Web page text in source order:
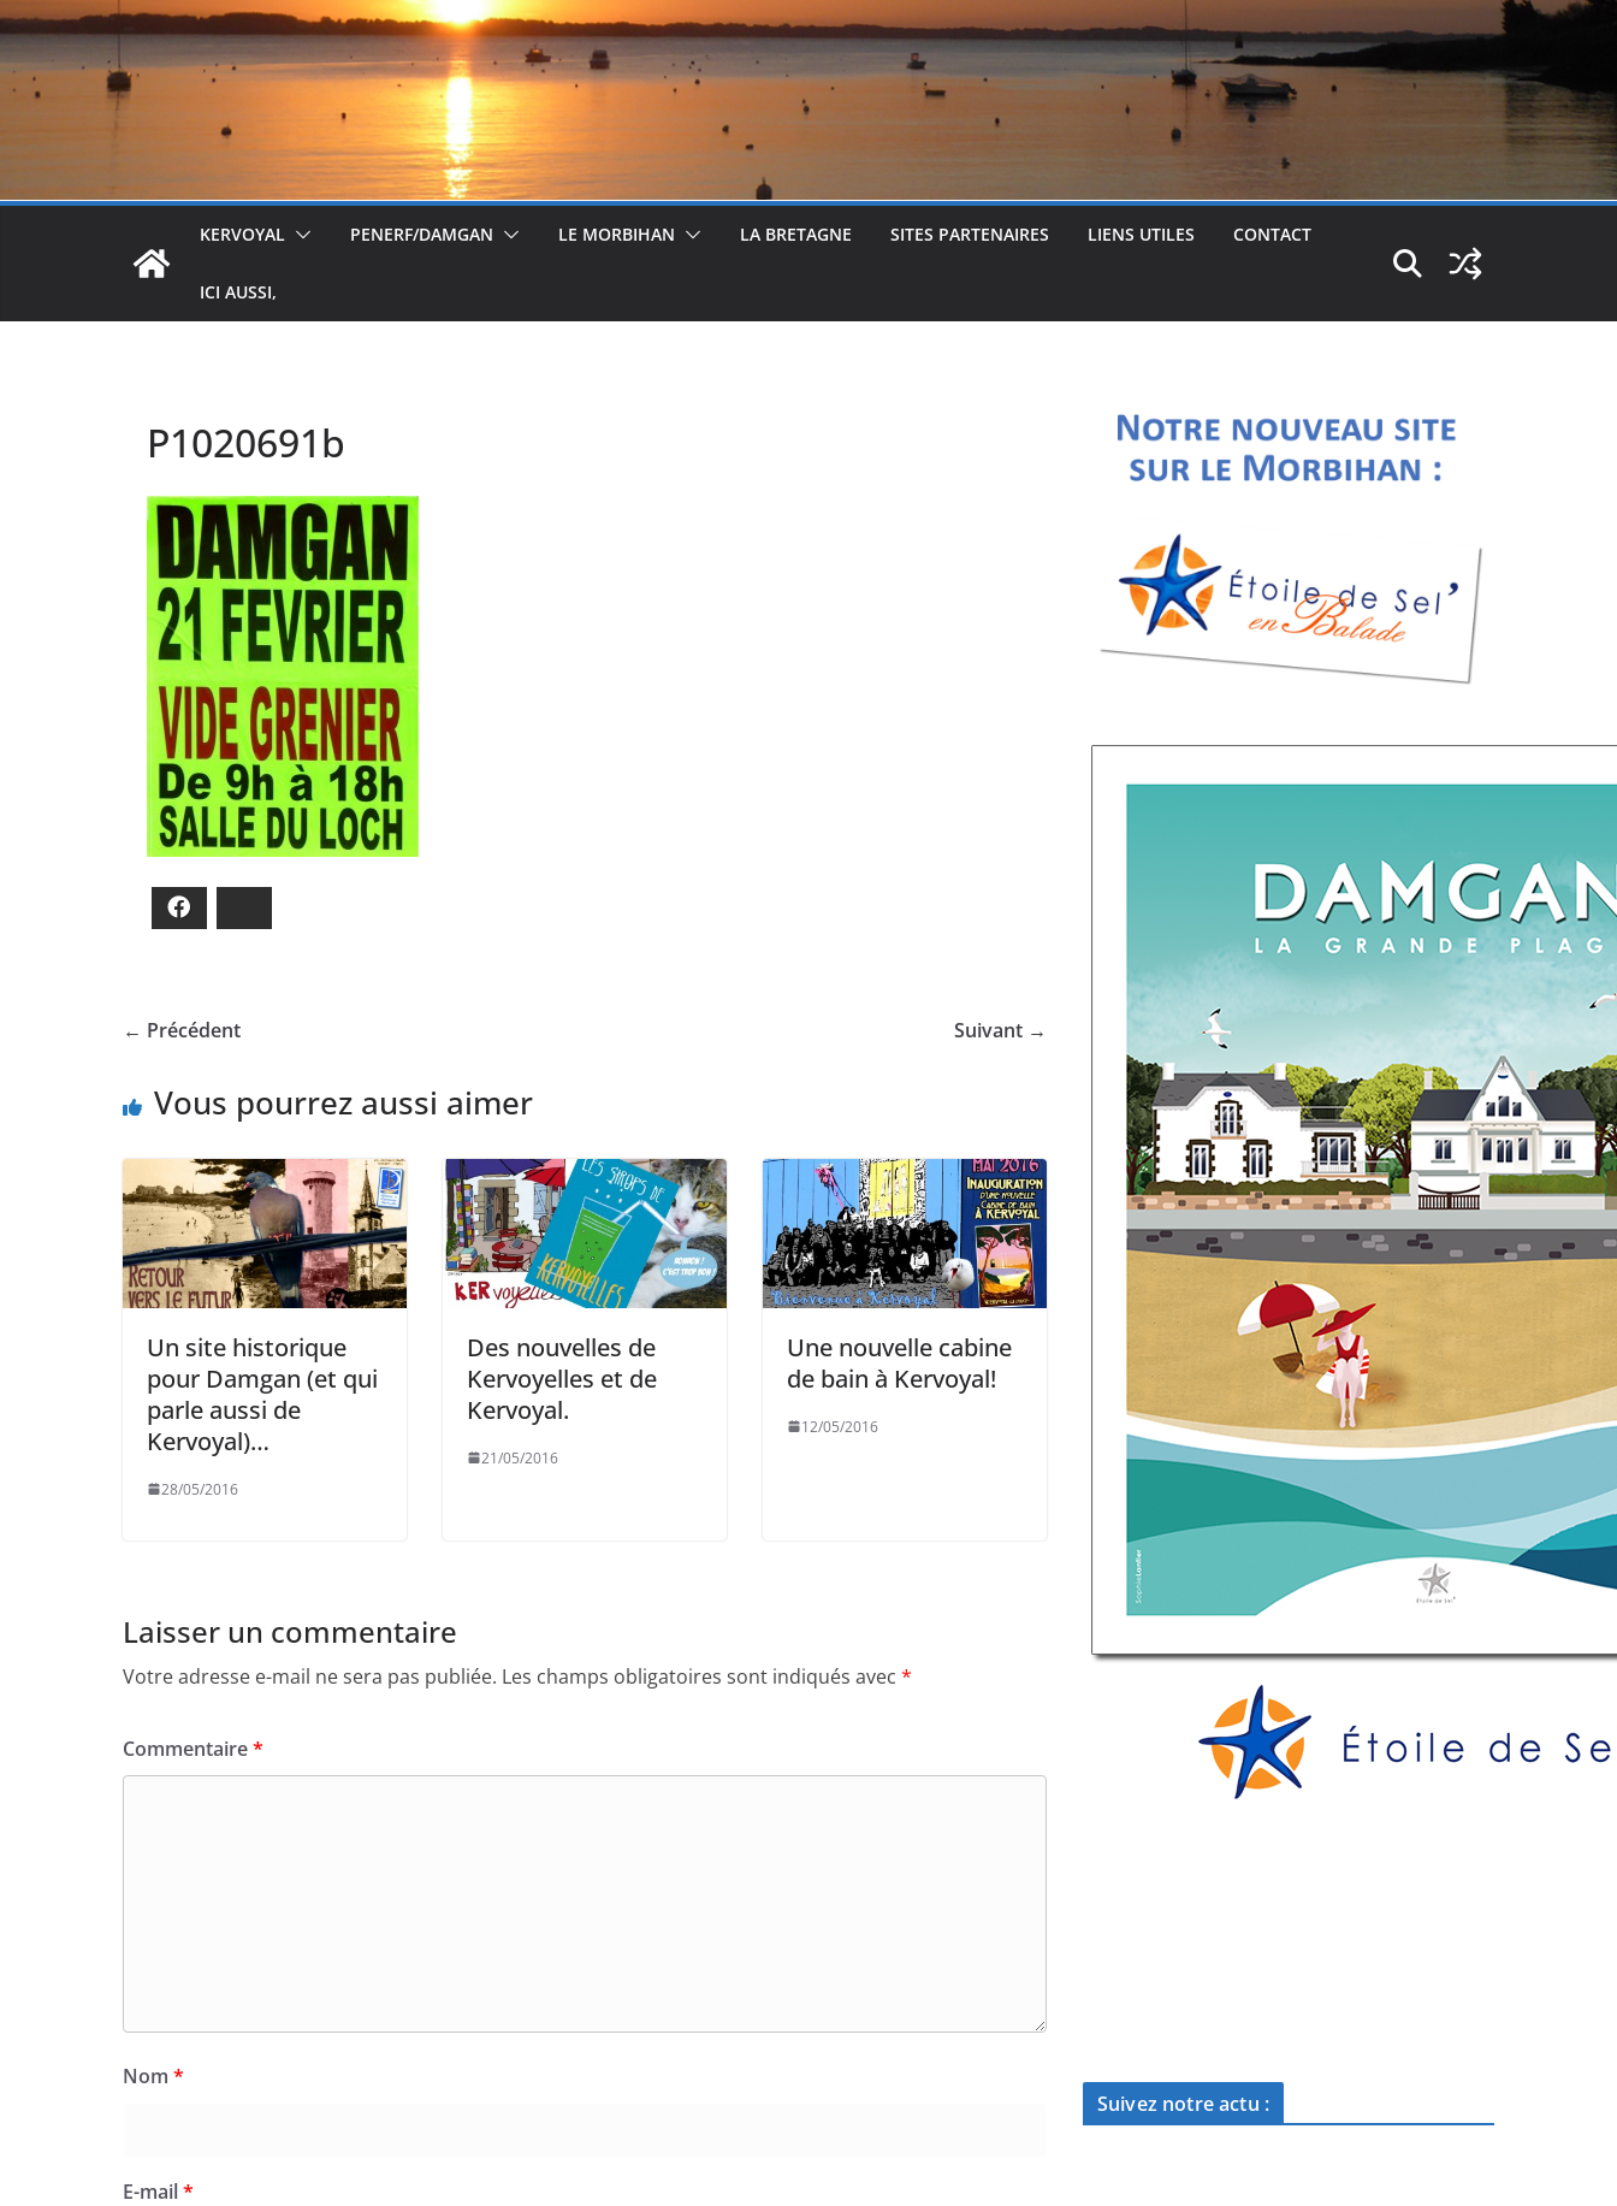
KERVOYAL PENERF/DAMGAN LE MORBIHAN LA BRETAGNE SITES PARTENAIRES LIENS UTILES CONTACT
ICI AUSSI,
P1020691b
← Précédent Suivant →
Vous pourrez aussi aimer
Un site historique
pour Damgan (et qui
parle aussi de
Kervoyal)…
28/05/2016
Des nouvelles de
Kervoyelles et de
Kervoyal.
21/05/2016
Une nouvelle cabine
de bain à Kervoyal!
12/05/2016
Laisser un commentaire
Votre adresse e-mail ne sera pas publiée. Les champs obligatoires sont indiqués avec *
Commentaire*
Nom *
E-mail*
Suivez notre actu :